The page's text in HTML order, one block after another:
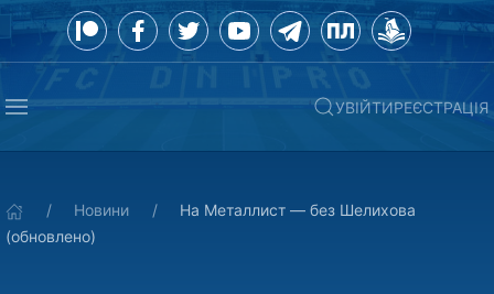
УВІЙТИРЕЄСТРАЦІЯ
Новини
На Металлист — без Шелихова
(обновлено)